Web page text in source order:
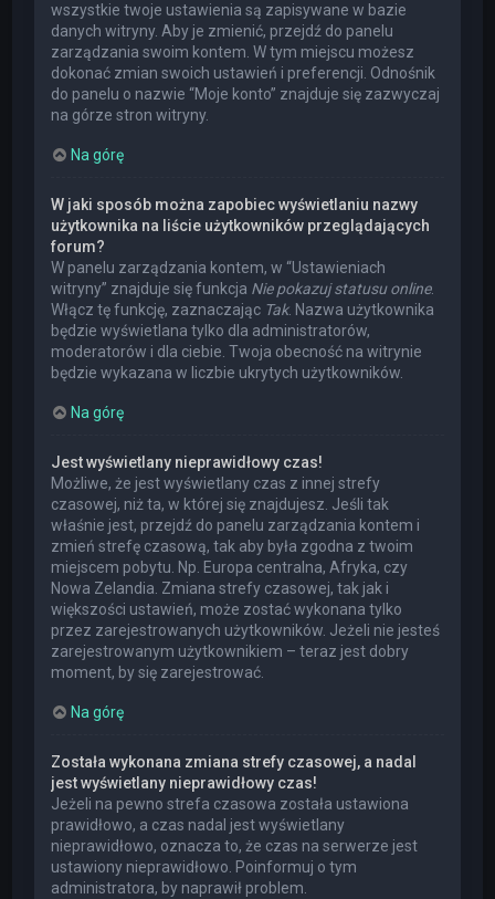
wszystkie twoje ustawienia są zapisywane w bazie
danych witryny. Aby je zmienić, przejdź do panelu
zarządzania swoim kontem. W tym miejscu możesz
dokonać zmian swoich ustawień i preferencji. Odnośnik
do panelu o nazwie “Moje konto” znajduje się zazwyczaj
na górze stron witryny.
Na górę
W jaki sposób można zapobiec wyświetlaniu nazwy
użytkownika na liście użytkowników przeglądających
forum?
W panelu zarządzania kontem, w “Ustawieniach
witryny” znajduje się funkcja Nie pokazuj statusu online.
Włącz tę funkcję, zaznaczając Tak. Nazwa użytkownika
będzie wyświetlana tylko dla administratorów,
moderatorów i dla ciebie. Twoja obecność na witrynie
będzie wykazana w liczbie ukrytych użytkowników.
Na górę
Jest wyświetlany nieprawidłowy czas!
Możliwe, że jest wyświetlany czas z innej strefy
czasowej, niż ta, w której się znajdujesz. Jeśli tak
właśnie jest, przejdź do panelu zarządzania kontem i
zmień strefę czasową, tak aby była zgodna z twoim
miejscem pobytu. Np. Europa centralna, Afryka, czy
Nowa Zelandia. Zmiana strefy czasowej, tak jak i
większości ustawień, może zostać wykonana tylko
przez zarejestrowanych użytkowników. Jeżeli nie jesteś
zarejestrowanym użytkownikiem – teraz jest dobry
moment, by się zarejestrować.
Na górę
Została wykonana zmiana strefy czasowej, a nadal
jest wyświetlany nieprawidłowy czas!
Jeżeli na pewno strefa czasowa została ustawiona
prawidłowo, a czas nadal jest wyświetlany
nieprawidłowo, oznacza to, że czas na serwerze jest
ustawiony nieprawidłowo. Poinformuj o tym
administratora, by naprawił problem.